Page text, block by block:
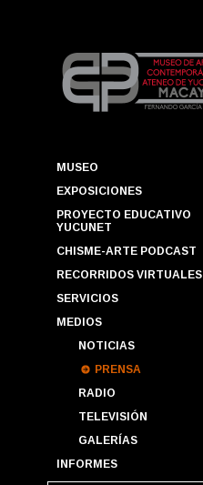
MUSEO
EXPOSICIONES
PROYECTO EDUCATIVO
YUCUNET
CHISME-ARTE PODCAST
RECORRIDOS VIRTUALES
SERVICIOS
MEDIOS
NOTICIAS
PRENSA
RADIO
TELEVISIÓN
GALERÍAS
INFORMES